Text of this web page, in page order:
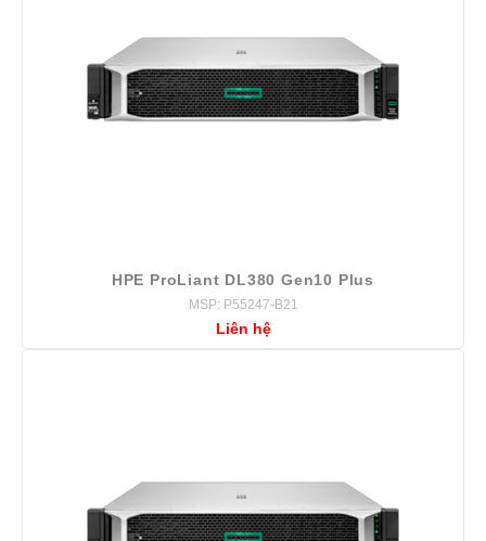
HPE ProLiant DL380 Gen10 Plus
MSP: P55247-B21
Liên hệ